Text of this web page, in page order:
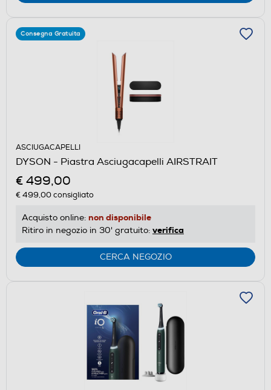
Consegna Gratuita
ASCIUGACAPELLI
DYSON - Piastra Asciugacapelli AIRSTRAIT
€ 499,00
€ 499,00consigliato
Acquisto online: non disponibile
Ritiro in negozio in 30' gratuito: verifica
CERCA NEGOZIO